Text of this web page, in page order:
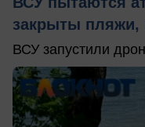
закрыты
ВСУ запустили